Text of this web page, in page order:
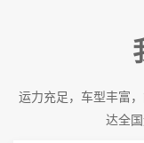
运力充足，车型丰富
达全